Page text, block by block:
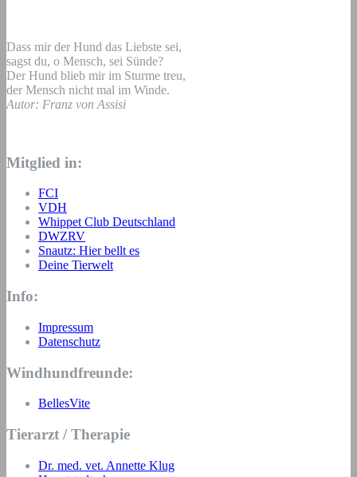
Dass mir der Hund das Liebste sei,
sagst du, o Mensch, sei Sünde?
Der Hund blieb mir im Sturme treu,
der Mensch nicht mal im Winde.
Autor: Franz von Assisi
Mitglied in:
FCI
VDH
Whippet Club Deutschland
DWZRV
Snautz: Hier bellt es
Deine Tierwelt
Info:
Impressum
Datenschutz
Windhundfreunde:
BellesVite
Tierarzt / Therapie
Dr. med. vet. Annette Klug